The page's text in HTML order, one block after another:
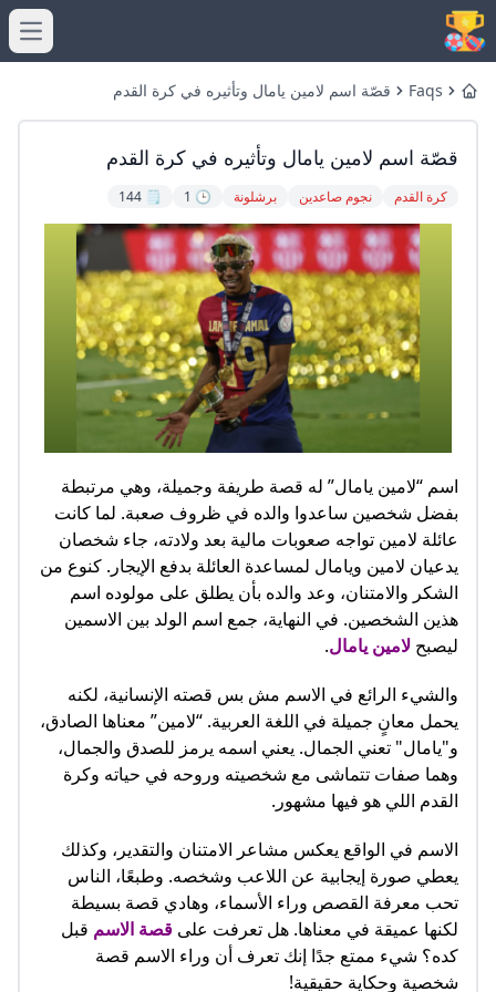
Home
Faqs قصّة اسم لامين يامال وتأثيره في كرة القدم
قصّة اسم لامين يامال وتأثيره في كرة القدم
كرة القدم نجوم صاعدين برشلونة 🕒 1
🗒️ 144
اسم “لامين يامال” له قصة طريفة وجميلة، وهي مرتبطة
بفضل شخصين ساعدوا والده في ظروف صعبة. لما كانت
عائلة لامين تواجه صعوبات مالية بعد ولادته، جاء شخصان
يدعيان لامين ويامال لمساعدة العائلة بدفع الإيجار. كنوع من
الشكر والامتنان، وعد والده بأن يطلق على مولوده اسم
هذين الشخصين. في النهاية، جمع اسم الولد بين الاسمين
ليصبح لامين يامال.
والشيء الرائع في الاسم مش بس قصته الإنسانية، لكنه
يحمل معانٍ جميلة في اللغة العربية. “لامين” معناها الصادق،
و"يامال" تعني الجمال. يعني اسمه يرمز للصدق والجمال،
وهما صفات تتماشى مع شخصيته وروحه في حياته وكرة
القدم اللي هو فيها مشهور.
الاسم في الواقع يعكس مشاعر الامتنان والتقدير، وكذلك
يعطي صورة إيجابية عن اللاعب وشخصه. وطبعًا، الناس
تحب معرفة القصص وراء الأسماء، وهادي قصة بسيطة
لكنها عميقة في معناها. هل تعرفت على قصة الاسم قبل
كده؟ شيء ممتع جدًا إنك تعرف أن وراء الاسم قصة
شخصية وحكاية حقيقية!